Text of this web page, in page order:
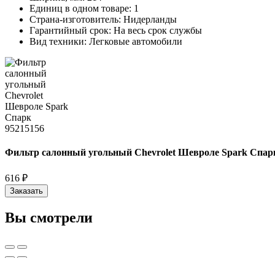
Единиц в одном товаре: 1
Страна-изготовитель: Нидерланды
Гарантийный срок: На весь срок службы
Вид техники: Легковые автомобили
Фильтр салонный угольный Chevrolet Шевроле Spark
616 ₽
Заказать
Вы смотрели